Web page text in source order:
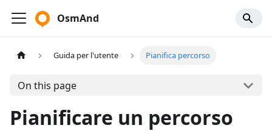
OsmAnd
Guida per l'utente Pianifica percorso
On this page
Pianificare un percorso